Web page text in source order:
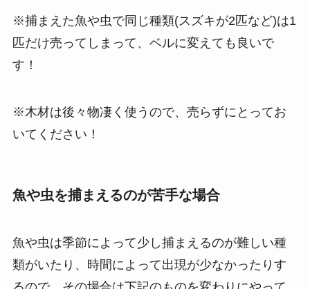
※捕まえた魚や虫で同じ種類(スズキが2匹など)は1
匹だけ売ってしまって、ベルに変えても良いで
す！
※木材は後々物凄く使うので、売らずにとってお
いてください！
魚や虫を捕まえるのが苦手な場合
魚や虫は季節によって少し捕まえるのが難しい種
類がいたり、時間によって出現が少なかったりす